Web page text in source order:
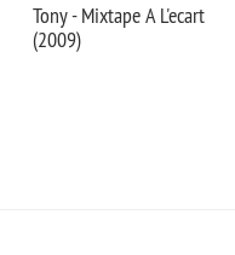
Tony - Mixtape A L'ecart
(2009)